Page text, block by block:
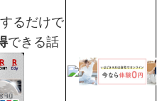
るだけで
できる話